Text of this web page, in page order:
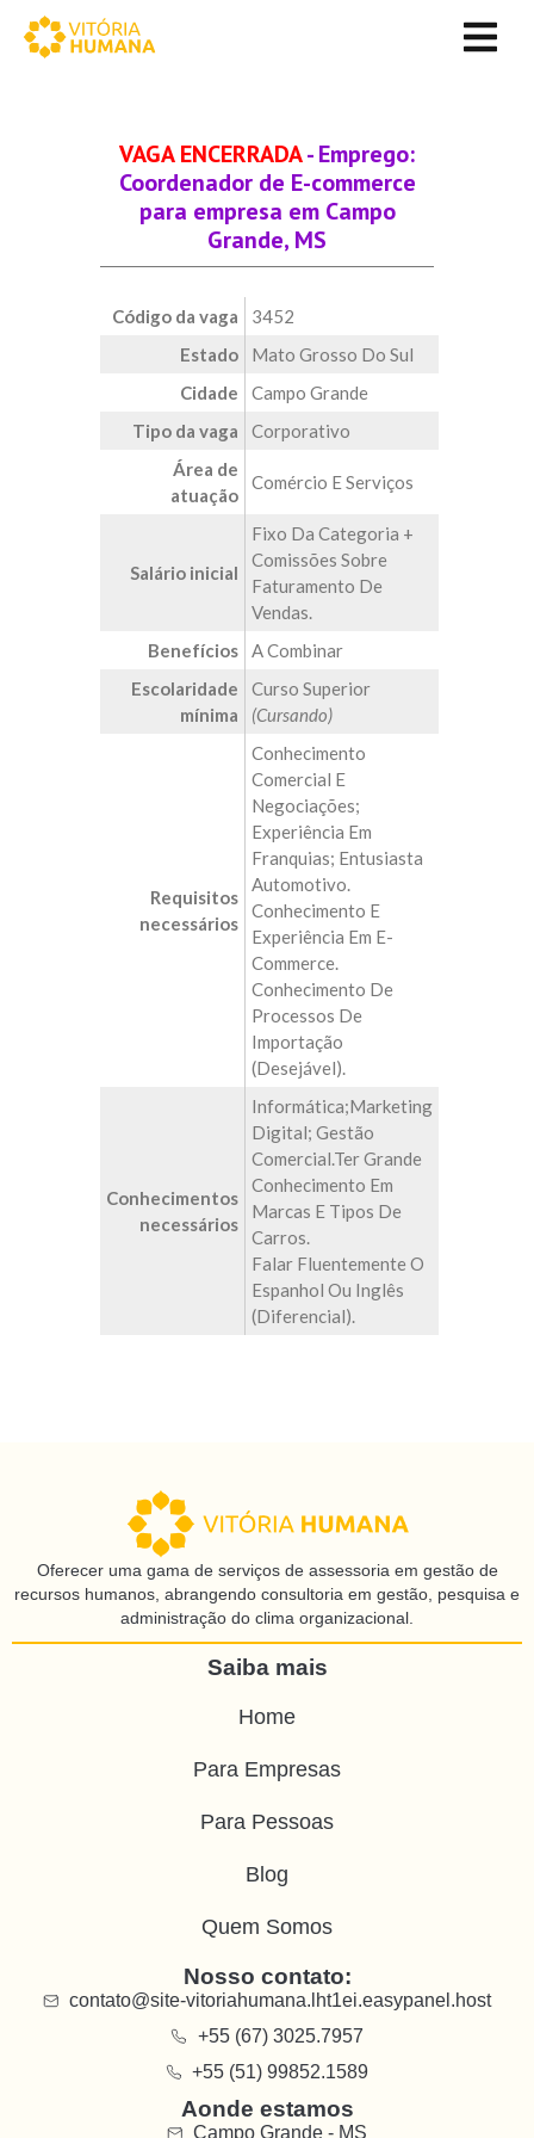
VAGA ENCERRADA- Emprego:
Coordenador de E-commerce
para empresa em Campo
Grande, MS
Código da vaga
3452
Estado
Mato Grosso Do Sul
Cidade
Campo Grande
Tipo da vaga
Corporativo
Área de
atuação
Comércio E Serviços
Salário inicial
Fixo Da Categoria +
Comissões Sobre
Faturamento De
Vendas.
Benefícios
A Combinar
Escolaridade
mínima
Curso Superior
(Cursando)
Requisitos
necessários
Conhecimento
Comercial E
Negociações;
Experiência Em
Franquias; Entusiasta
Automotivo.
Conhecimento E
Experiência Em E-
Commerce.
Conhecimento De
Processos De
Importação
(desejável).
Conhecimentos
necessários
Informática;marketing
Digital; Gestão
Comercial.Ter Grande
Conhecimento Em
Marcas E Tipos De
Carros.
Falar Fluentemente O
Espanhol Ou Inglês
(diferencial).
Oferecer uma gama de serviços de assessoria em gestão de
recursos humanos, abrangendo consultoria em gestão, pesquisa e
administração do clima organizacional.
Saiba mais
Home
Para Empresas
Para Pessoas
Blog
Quem Somos
Nosso contato:
contato@site-vitoriahumana.lht1ei.easypanel.host
+55 (67) 3025.7957
+55 (51) 99852.1589
Aonde estamos
Campo Grande - MS